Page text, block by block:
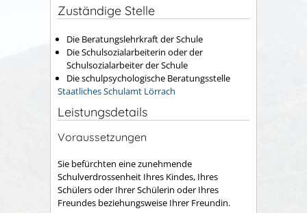
Zuständige Stelle
Die Beratungslehrkraft der Schule
Die Schulsozialarbeiterin oder der
Schulsozialarbeiter der Schule
Die schulpsychologische Beratungsstelle
Staatliches Schulamt Lörrach
Leistungsdetails
Voraussetzungen
Sie befürchten eine zunehmende
Schulverdrossenheit Ihres Kindes, Ihres
Schülers oder Ihrer Schülerin oder Ihres
Freundes beziehungsweise Ihrer Freundin.